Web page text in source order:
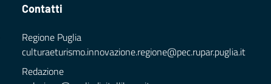
Contatti
Regione Puglia
culturaeturismo.innovazione.regione@pec.rupar.puglia.it
Redazione